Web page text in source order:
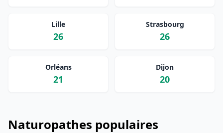
Lille
26
Strasbourg
26
Orléans
21
Dijon
20
Naturopathes populaires